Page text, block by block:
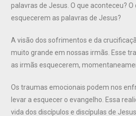
palavras de Jesus. O que aconteceu?
esquecerem as palavras de Jesus?
A visão dos sofrimentos e da
muito grande em nossas irmãs. Esse
as irmãs esquecerem,
Os traumas emocionais podem nos
levar a esquecer o evangelho. Essa
vida dos discípulos e discípulas de Jesus.